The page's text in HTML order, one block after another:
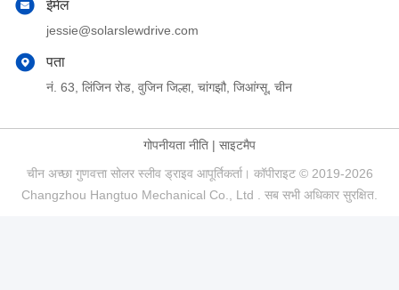
ईमेल
jessie@solarslewdrive.com
पता
नं. 63, लिंजिन रोड, वुजिन जिल्हा, चांगझौ, जिआंग्सू, चीन
गोपनीयता नीति | साइटमैप
चीन अच्छा गुणवत्ता सोलर स्लीव ड्राइव आपूर्तिकर्ता। कॉपीराइट © 2019-2026
Changzhou Hangtuo Mechanical Co., Ltd . सब सभी अधिकार सुरक्षित.